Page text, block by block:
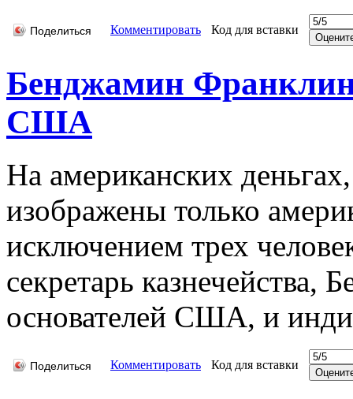
Поделиться Комментировать Код для вставки
Бенджамин
США
На американских
изображены только
исключением трех
секретарь
основателей США, и
Поделиться Комментировать Код для вставки